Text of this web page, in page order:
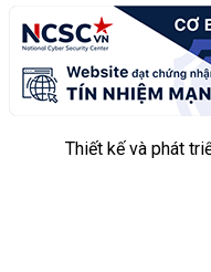
Thiết kế và phát